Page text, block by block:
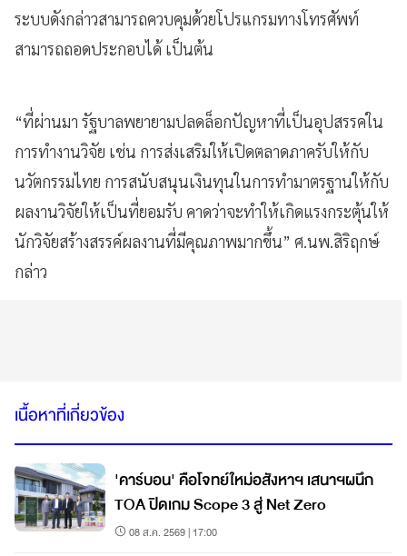
ระบบดังกล่าวสามารถควบคุมด้วยโปรแกรมทางโทรศัพท์
สามารถถอดประกอบได้ เป็นต้น
“ที่ผ่านมา รัฐบาลพยายามปลดล็อกปัญหาที่เป็นอุปสรรคใน
การทำงานวิจัย เช่น การส่งเสริมให้เปิดตลาดภาครับให้กับ
นวัตกรรมไทย การสนับสนุนเงินทุนในการทำมาตรฐานให้กับ
ผลงานวิจัยให้เป็นที่ยอมรับ คาดว่าจะทำให้เกิดแรงกระตุ้นให้
นักวิจัยสร้างสรรค์ผลงานที่มีคุณภาพมากขึ้น” ศ.นพ.สิริฤกษ์
กล่าว
เนื้อหาที่เกี่ยวข้อง
'คาร์บอน' คือโจทย์ใหม่อสังหาฯ เสนาฯผนึก
TOA ปิดเกม Scope 3 สู่ Net Zero
08 ส.ค. 2569 | 17:00